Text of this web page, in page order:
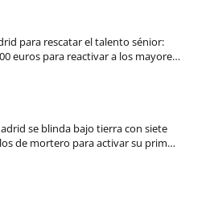
para rescatar el talento sénior:
euros para reactivar a los mayore…
se blinda bajo tierra con siete
de mortero para activar su prim…